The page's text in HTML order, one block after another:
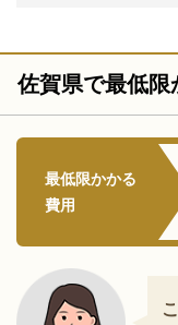
佐賀県で最低限
最低限かかる
費用